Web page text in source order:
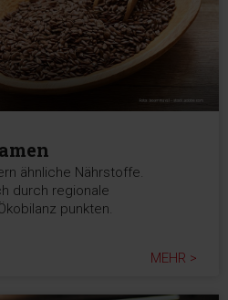
ähnliche Nährstoffe.
durch regionale
punkten.
MEHR >